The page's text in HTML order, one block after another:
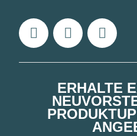
ERHALTE